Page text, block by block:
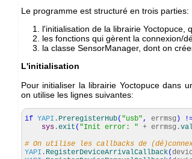
Le programme est structuré en trois parties:
l'initialisation de la librairie Yoctopuce,
les fonctions qui gèrent la connexion/
la classe SensorManager, dont on
L'initialisation
Pour initialiser la librairie Yoctopuce dans
on utilise les lignes suivantes:
if YAPI . PreregisterHub( "usb", errmsg )
sys .exit ( "Init error: " + errmsg.
# On utilise les callbacks de
YAPI . RegisterDeviceArrivalCallback(